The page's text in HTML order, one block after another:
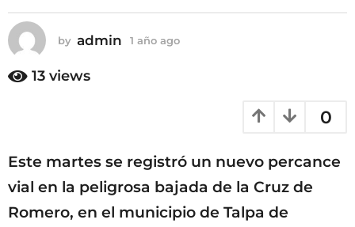
by admin 1 año ago
13 views
0
Este martes se registró un nuevo percance
vial en la peligrosa bajada de la Cruz de
Romero, en el municipio de Talpa de